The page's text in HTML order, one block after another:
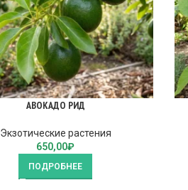
АВОКАДО РИД
Экзотические растения
650,00₽
ПОДРОБНЕЕ